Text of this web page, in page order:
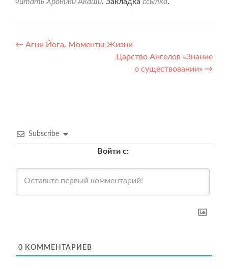
читать Хроники Акаши. Закладка ссылка.
Навигация
← Агни Йога. Моменты Жизни
Царство Ангелов «Знание
о существовании» →
Subscribe
Войти с:
0 КОММЕНТАРИЕВ